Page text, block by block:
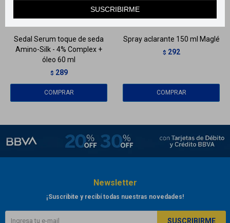
SUSCRIBIRME
Sedal Serum toque de seda
Amino-Silk - 4% Complex +
óleo 60 ml
$ 289
Spray aclarante 150 ml Maglé
$ 292
Newsletter
¡Suscribite y recibí todas nuestras novedades!
SUSCRIBIRME